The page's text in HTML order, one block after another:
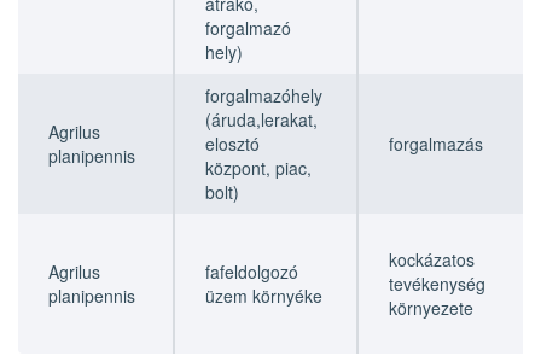
forgalmazó
hely)
Agrilus
planipennis
forgalmazóhely
(áruda,lerakat,
elosztó
központ, piac,
bolt)
forgalmazás
Agrilus
planipennis
fafeldolgozó
üzem környéke
kockázatos
tevékenység
környezete